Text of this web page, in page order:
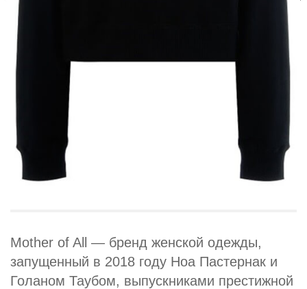
Mother of All — бренд женской одежды,
запущенный в 2018 году Ноа Пастернак и
Голаном Таубом, выпускниками престижной